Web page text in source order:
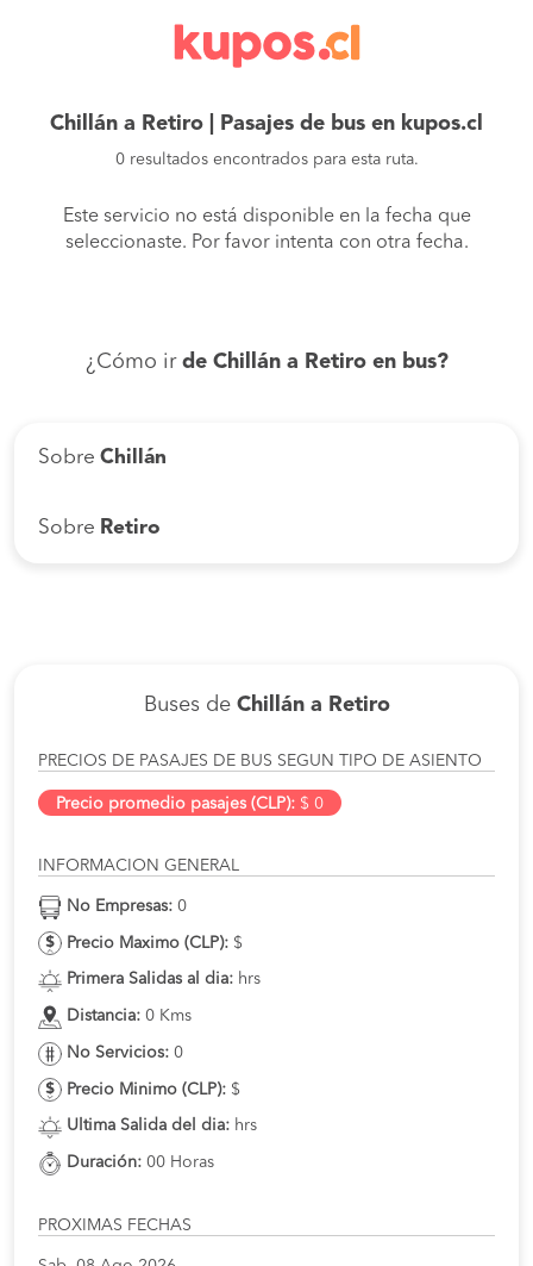
Chillán a Retiro | Pasajes de bus en kupos.cl
0 resultados encontrados para esta ruta.
Este servicio no está disponible en la fecha que
seleccionaste. Por favor intenta con otra fecha.
¿Cómo ir de Chillán a Retiro en bus?
Sobre Chillán
Sobre Retiro
Buses de Chillán a Retiro
PRECIOS DE PASAJES DE BUS SEGUN TIPO DE ASIENTO
Precio promedio pasajes (CLP): $ 0
INFORMACION GENERAL
No Empresas: 0
Precio Maximo (CLP): $
Primera Salidas al dia: hrs
Distancia: 0 Kms
No Servicios: 0
Precio Minimo (CLP): $
Ultima Salida del dia: hrs
Duración: 00 Horas
PROXIMAS FECHAS